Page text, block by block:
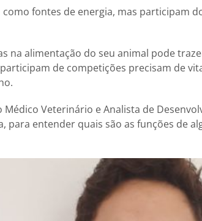
como fontes de energia, mas participam
na alimentação do seu animal pode
de competições precisam de
Médico Veterinário e Analista de
para entender quais são as funções de